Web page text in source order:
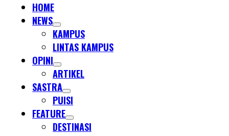
HOME
NEWS
KAMPUS
LINTAS KAMPUS
OPINI
ARTIKEL
SASTRA
PUISI
FEATURE
DESTINASI